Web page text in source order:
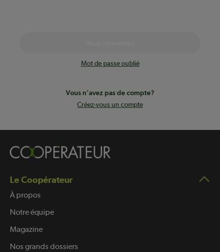
Mot de passe oublié
Vous n’avez pas de compte?
Créez-vous un compte
Le Coopérateur
À propos
Notre équipe
Magazine
Nos grands dossiers